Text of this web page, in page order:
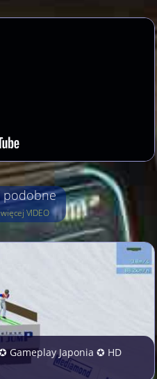
podobne
VIDEO
Gameplay Japonia ✪ HD